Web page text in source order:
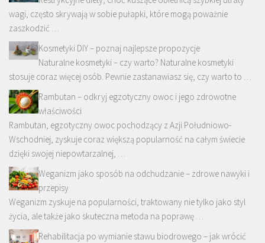
wagi, często skrywają w sobie pułapki, które mogą poważnie
zaszkodzić …
Kosmetyki DIY – poznaj najlepsze propozycje
Naturalne kosmetyki – czy warto? Naturalne kosmetyki
stosuje coraz więcej osób. Pewnie zastanawiasz się, czy warto to …
Rambutan – odkryj egzotyczny owoc i jego zdrowotne
właściwości
Rambutan, egzotyczny owoc pochodzący z Azji Południowo-
Wschodniej, zyskuje coraz większą popularność na całym świecie
dzięki swojej niepowtarzalnej, …
Weganizm jako sposób na odchudzanie – zdrowe nawyki i
przepisy
Weganizm zyskuje na popularności, traktowany nie tylko jako styl
życia, ale także jako skuteczna metoda na poprawę …
Rehabilitacja po wymianie stawu biodrowego – jak wrócić